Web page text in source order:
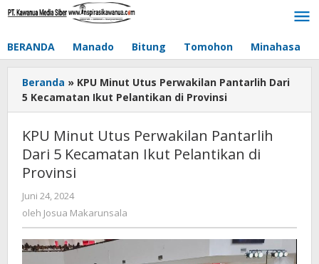
Lewati
BERANDA Manado Bitung Tomohon Minahasa
Beranda » KPU Minut Utus Perwakilan Pantarlih Dari
5 Kecamatan Ikut Pelantikan di Provinsi
KPU Minut Utus Perwakilan Pantarlih
Dari 5 Kecamatan Ikut Pelantikan di
Provinsi
Juni 24, 2024
Josua
oleh Josua Makarunsala